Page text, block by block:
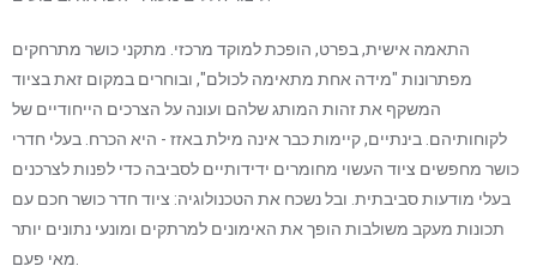
התאמה אישית, בפרט, הופכת למוקד מרכזי. מתקני כושר מתרחקים
מפתרונות "מידה אחת מתאימה לכולם", ובוחרים במקום זאת בציוד
המשקף את זהות המותג שלהם ועונה על הצרכים הייחודיים של
לקוחותיהם. בינתיים, קיימות כבר אינה מילת באזז - היא הכרח. בעלי חדרי
כושר מחפשים ציוד העשוי מחומרים ידידותיים לסביבה כדי לפנות לצרכנים
בעלי מודעות סביבתית. ובל נשכח את הטכנולוגיה: ציוד חדר כושר חכם עם
תכונות מעקב משולבות הופך את האימונים למרתקים ומונעי נתונים יותר